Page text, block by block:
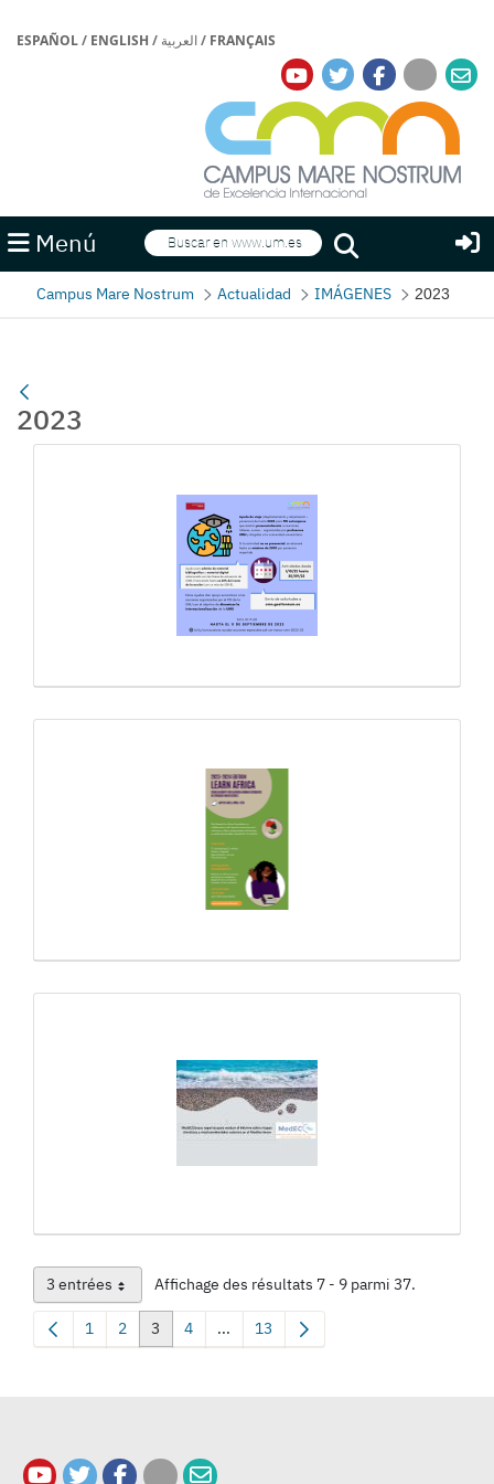
ESPAÑOL/ ENGLISH / العربية/ FRANÇAIS
Menú Buscar
Buscar
Campus Mare Nostrum Actualidad IMÁGENES 2023
2023
3 entréesPar page Affichage des résultats 7 - 9 parmi 37.
Page
1 Page
2 Page
3 Page
4 ...Pages intermédiaires Utilisez TAB
Page
13